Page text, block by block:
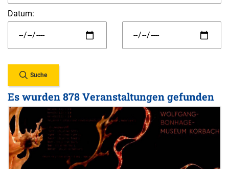
Datum:
Suche
Es wurden 878 Veranstaltungen gefunden